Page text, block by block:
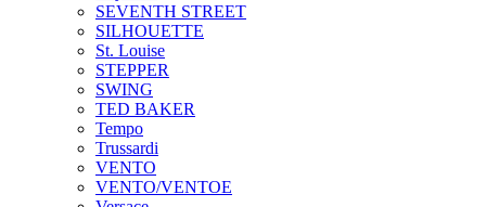
SEVENTH STREET
SILHOUETTE
St. Louise
STEPPER
SWING
TED BAKER
Tempo
Trussardi
VENTO
VENTO/VENTOE